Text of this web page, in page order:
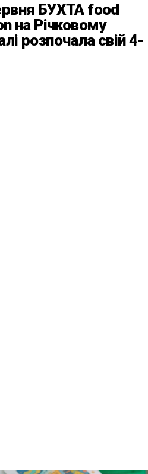
БУХТА food
на Річковому
розпочала свій 4-